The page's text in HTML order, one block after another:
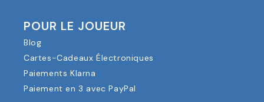
POUR LE JOUEUR
Blog
Cartes-Cadeaux Électroniques
Paiements Klarna
Paiement en 3 avec PayPal